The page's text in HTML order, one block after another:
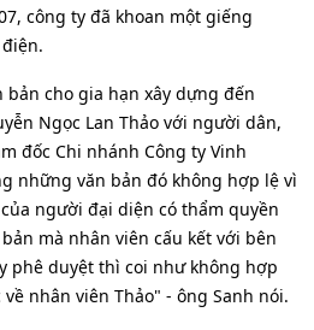
công ty đã khoan một giếng
cho gia hạn xây dựng đến
Ngọc Lan Thảo với người dân,
đốc Chi nhánh Công ty Vinh
những văn bản đó không hợp lệ vì
người đại diện có thẩm quyền
mà nhân viên cấu kết với bên
phê duyệt thì coi như không hợp
nhân viên Thảo" - ông Sanh nói.